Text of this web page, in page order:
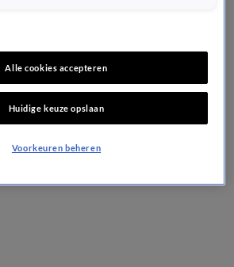
Alle cookies accepteren
Huidige keuze opslaan
Voorkeuren beheren